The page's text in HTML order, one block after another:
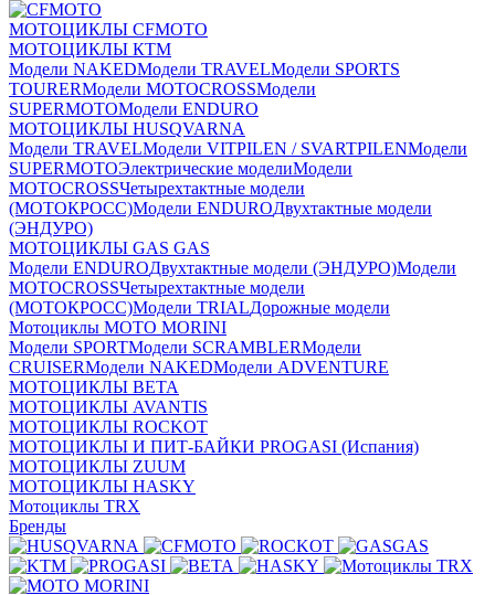
МОТОЦИКЛЫ CFMOTO
МОТОЦИКЛЫ КТМ
Модели NAKEDМодели TRAVELМодели SPORTS
TOURERМодели MOTOCROSSМодели
SUPERMOTOМодели ENDURO
МОТОЦИКЛЫ HUSQVARNA
Модели TRAVELМодели VITPILEN / SVARTPILENМодели
SUPERMOTOЭлектрические моделиМодели
MOTOCROSSЧетырехтактные модели
(МОТОКРОСС)Модели ENDUROДвухтактные модели
(ЭНДУРО)
МОТОЦИКЛЫ GAS GAS
Модели ENDUROДвухтактные модели (ЭНДУРО)Модели
MOTOCROSSЧетырехтактные модели
(МОТОКРОСС)Модели TRIALДорожные модели
Мотоциклы MOTO MORINI
Модели SPORTМодели SCRAMBLERМодели
CRUISERМодели NAKEDМодели ADVENTURE
МОТОЦИКЛЫ BETA
МОТОЦИКЛЫ AVANTIS
МОТОЦИКЛЫ ROCKOT
МОТОЦИКЛЫ И ПИТ-БАЙКИ PROGASI (Испания)
МОТОЦИКЛЫ ZUUM
МОТОЦИКЛЫ HASKY
Мотоциклы TRX
Бренды